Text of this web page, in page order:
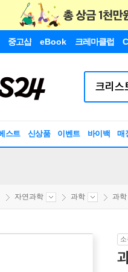
중고샵 eBook 크레마클럽
스트 신상품 이벤트 바이백 매
자연과학 과학 과